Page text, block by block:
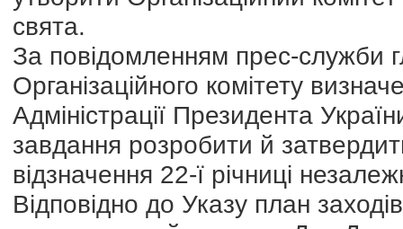
свята.
За повідомленням прес-служби
Організаційного комітету
Адміністрації Президента
завдання розробити й
відзначення 22-ї річниці
Відповідно до Указу план